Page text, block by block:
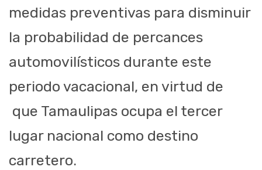
medidas preventivas para disminuir
la probabilidad de percances
automovilísticos durante este
periodo vacacional, en virtud de
que Tamaulipas ocupa el tercer
lugar nacional como destino
carretero.